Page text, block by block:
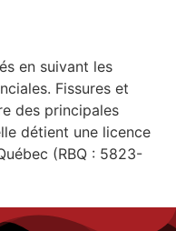
en suivant les
Fissures et
des principales
détient une licence
(RBQ : 5823-